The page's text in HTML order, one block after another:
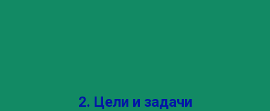
2. Цели и задачи